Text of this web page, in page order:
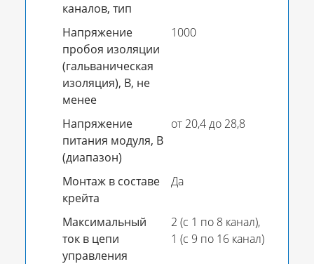
каналов, тип
Напряжение
пробоя изоляции
(гальваническая
изоляция), В, не
менее
1000
Напряжение
питания модуля, В
(диапазон)
от 20,4 до 28,8
Монтаж в составе
крейта
Да
Максимальный
ток в цепи
управления
2 (с 1 по 8 канал),
1 (с 9 по 16 канал)